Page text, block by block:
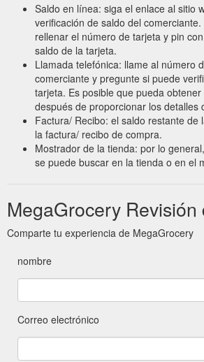
Saldo en línea: siga el enlace al sitio
verificación de saldo del
rellenar el número de tarjeta y pin
saldo de la tarjeta.
Llamada telefónica: llame al número
comerciante y pregunte si puede
tarjeta. Es posible que pueda
después de proporcionar los detalles
Factura/ Recibo: el saldo restante de
la factura/ recibo de compra.
Mostrador de la tienda: por lo
se puede buscar en la tienda o en el
MegaGrocery Revisión
Comparte tu experiencia de MegaGrocery
nombre
Correo electrónico